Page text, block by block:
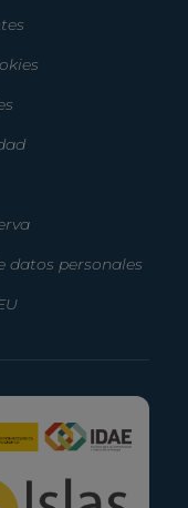
datos personales